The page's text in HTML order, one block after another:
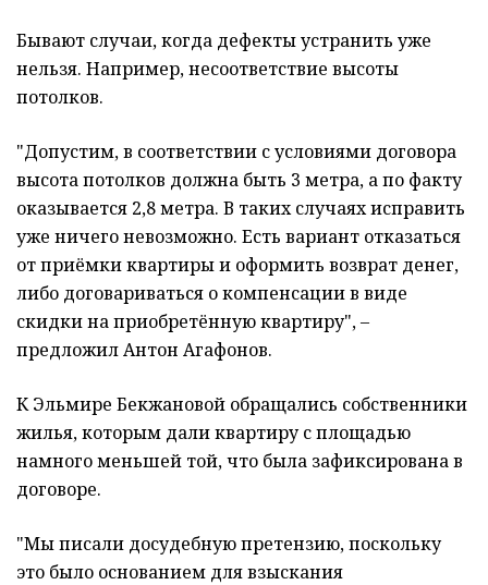
Бывают случаи, когда дефекты устранить уже
нельзя. Например, несоответствие высоты
потолков.
"Допустим, в соответствии с условиями договора
высота потолков должна быть 3 метра, а по факту
оказывается 2,8 метра. В таких случаях исправить
уже ничего невозможно. Есть вариант отказаться
от приёмки квартиры и оформить возврат денег,
либо договариваться о компенсации в виде
скидки на приобретённую квартиру", –
предложил Антон Агафонов.
К Эльмире Бекжановой обращались собственники
жилья, которым дали квартиру с площадью
намного меньшей той, что была зафиксирована в
договоре.
"Мы писали досудебную претензию, поскольку
это было основанием для взыскания